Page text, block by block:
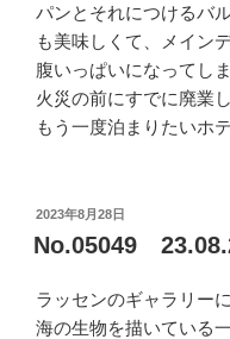
パンとそれにつけるバ
も美味しくて、メイン
腹いっぱいになってしま
火災の前にすでに廃業
もう一度泊まりたいホ
投
稿
日:
2023年8月28日
No.05049
ラッセンのギャラリー
海の生物を描いている